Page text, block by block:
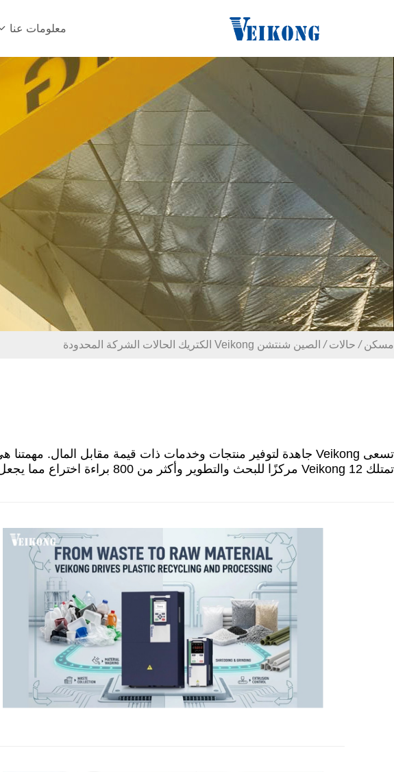
معلومات عنا
مسكن / حالات / الصين شنتشن Veikong الكتريك الحالات الشركة المحدودة
تمتلك Veikong 12 مركزًا للبحث والتطوير وأكثر من 800 براءة اختراع مما يجعل منتجاتنا أكثر تقدمًا وموثوقية في السوق.